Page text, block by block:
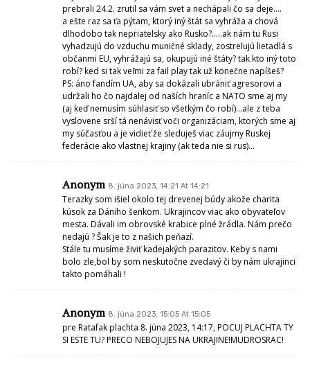
prebrali 24.2. zrutil sa vám svet a nechápali čo sa deje….
a ešte raz sa ťa pýtam, ktorý iný štát sa vyhráža a chová
dlhodobo tak nepriatelsky ako Rusko?…..ak nám tu Rusi
vyhadzujú do vzduchu muničné sklady, zostrelujú lietadlá s
občanmi EU, vyhrážajú sa, okupujú iné štáty? tak kto iný toto
robí? ked si tak veľmi za fail play tak už konečne napíšeš?
PS: áno fandím UA, aby sa dokázali ubrániť agresorovi a
udržali ho čo najdalej od naších hraníc a NATO sme aj my
(aj keď nemusím súhlasiť so všetkým čo robí)…ale z teba
vyslovene srší tá nenávisť voči organizáciam, ktorých sme aj
my súčasťou a je vidieť že sleduješ viac záujmy Ruskej
federácie ako vlastnej krajiny (ak teda nie si rus)…
Anonym 8. júna 2023, 14:21 At 14:21
Terazky som išiel okolo tej drevenej búdy akože charita
kúsok za Dániho šenkom. Ukrajincov viac ako obyvateľov
mesta. Dávali im obrovské krabice plné žrádla. Nám prečo
nedajú ? Šak je to z našich peňazí.
Stále tu musíme živiť kadejakých parazitov. Keby s nami
bolo zle,bol by som neskutočne zvedavý či by nám ukrajinci
takto pomáhali !
Anonym 8. júna 2023, 15:05 At 15:05
pre Ratafak plachta 8. júna 2023, 14:17, POCUJ PLACHTA TY
SI ESTE TU? PRECO NEBOJUJES NA UKRAJINE!MUDROSRAC!